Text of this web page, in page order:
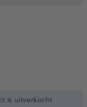
is uitverkocht